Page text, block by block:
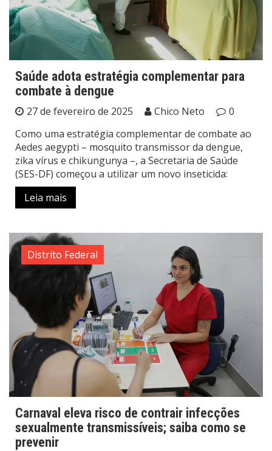
Saúde adota estratégia complementar para
combate à dengue
27 de fevereiro de 2025 Chico Neto
0
Como uma estratégia complementar de combate ao
Aedes aegypti – mosquito transmissor da dengue,
zika vírus e chikungunya –, a Secretaria de Saúde
(SES-DF) começou a utilizar um novo inseticida:
Leia mais
Distrito Federal
Carnaval eleva risco de contrair infecções
sexualmente transmissíveis; saiba como se
prevenir